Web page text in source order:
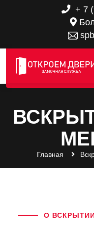
+ 7
Главная
О